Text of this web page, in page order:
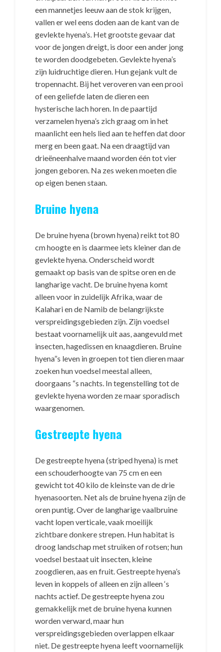
een mannetjes leeuw aan de stok krijgen,
vallen er wel eens doden aan de kant van de
gevlekte hyena’s. Het grootste gevaar dat
voor de jongen dreigt, is door een ander jong
te worden doodgebeten. Gevlekte hyena’s
zijn luidruchtige dieren. Hun gejank vult de
tropennacht. Bij het veroveren van een prooi
of een geliefde laten de dieren een
hysterische lach horen. In de paartijd
verzamelen hyena’s zich graag om in het
maanlicht een hels lied aan te heffen dat door
merg en been gaat. Na een draagtijd van
drieëneenhalve maand worden één tot vier
jongen geboren. Na zes weken moeten die
op eigen benen staan.
Bruine hyena
De bruine hyena (brown hyena) reikt tot 80
cm hoogte en is daarmee iets kleiner dan de
gevlekte hyena. Onderscheid wordt
gemaakt op basis van de spitse oren en de
langharige vacht. De bruine hyena komt
alleen voor in zuidelijk Afrika, waar de
Kalahari en de Namib de belangrijkste
verspreidingsgebieden zijn. Zijn voedsel
bestaat voornamelijk uit aas, aangevuld met
insecten, hagedissen en knaagdieren. Bruine
hyena”s leven in groepen tot tien dieren maar
zoeken hun voedsel meestal alleen,
doorgaans “s nachts. In tegenstelling tot de
gevlekte hyena worden ze maar sporadisch
waargenomen.
Gestreepte hyena
De gestreepte hyena (striped hyena) is met
een schouderhoogte van 75 cm en een
gewicht tot 40 kilo de kleinste van de drie
hyenasoorten. Net als de bruine hyena zijn de
oren puntig. Over de langharige vaalbruine
vacht lopen verticale, vaak moeilijk
zichtbare donkere strepen. Hun habitat is
droog landschap met struiken of rotsen; hun
voedsel bestaat uit insecten, kleine
zoogdieren, aas en fruit. Gestreepte hyena’s
leven in koppels of alleen en zijn alleen ‘s
nachts actief. De gestreepte hyena zou
gemakkelijk met de bruine hyena kunnen
worden verward, maar hun
verspreidingsgebieden overlappen elkaar
niet. De gestreepte hyena leeft voornamelijk